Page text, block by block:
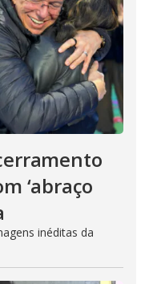
‘abraço
inéditas da